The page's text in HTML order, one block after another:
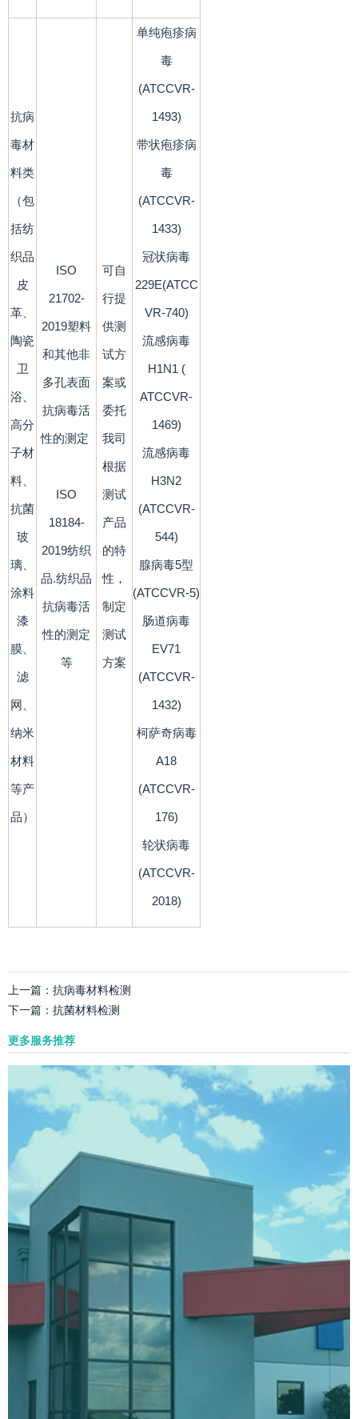
抗病
毒材
料类
（包
括纺
织品
皮
革、
陶瓷
卫
浴、
高分
子材
料、
抗菌
玻
璃、
涂料
漆
膜、
滤
网、
纳米
材料
等产
品）
ISO
21702-
2019塑料
和其他非
多孔表面
抗病毒活
性的测定
ISO
18184-
2019纺织
品.纺织品
抗病毒活
性的测定
等
可自
行提
供测
试方
案或
委托
我司
根据
测试
产品
的特
性，
制定
测试
方案
单纯疱疹病
毒
(ATCCVR-
1493)
带状疱疹病
毒
(ATCCVR-
1433)
冠状病毒
229E(ATCC
VR-740)
流感病毒
H1N1 (
ATCCVR-
1469)
流感病毒
H3N2
(ATCCVR-
544)
腺病毒5型
(ATCCVR-5)
肠道病毒
EV71
(ATCCVR-
1432)
柯萨奇病毒
A18
(ATCCVR-
176)
轮状病毒
(ATCCVR-
2018)
上一篇： 抗病毒材料检测
下一篇： 抗菌材料检测
更多服务推荐